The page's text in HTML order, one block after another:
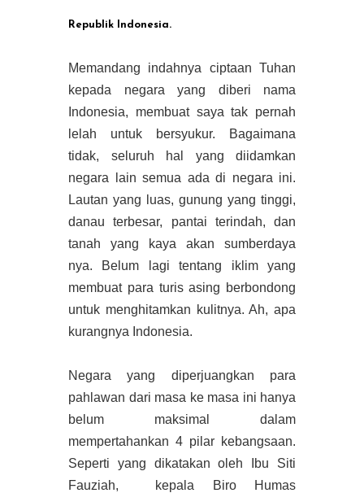
Republik Indonesia.
Memandang indahnya ciptaan Tuhan
kepada negara yang diberi nama
Indonesia, membuat saya tak pernah
lelah untuk bersyukur. Bagaimana
tidak, seluruh hal yang diidamkan
negara lain semua ada di negara ini.
Lautan yang luas, gunung yang tinggi,
danau terbesar, pantai terindah, dan
tanah yang kaya akan sumberdaya
nya. Belum lagi tentang iklim yang
membuat para turis asing berbondong
untuk menghitamkan kulitnya. Ah, apa
kurangnya Indonesia.
Negara yang diperjuangkan para
pahlawan dari masa ke masa ini hanya
belum maksimal dalam
mempertahankan 4 pilar kebangsaan.
Seperti yang dikatakan oleh Ibu Siti
Fauziah, kepala Biro Humas